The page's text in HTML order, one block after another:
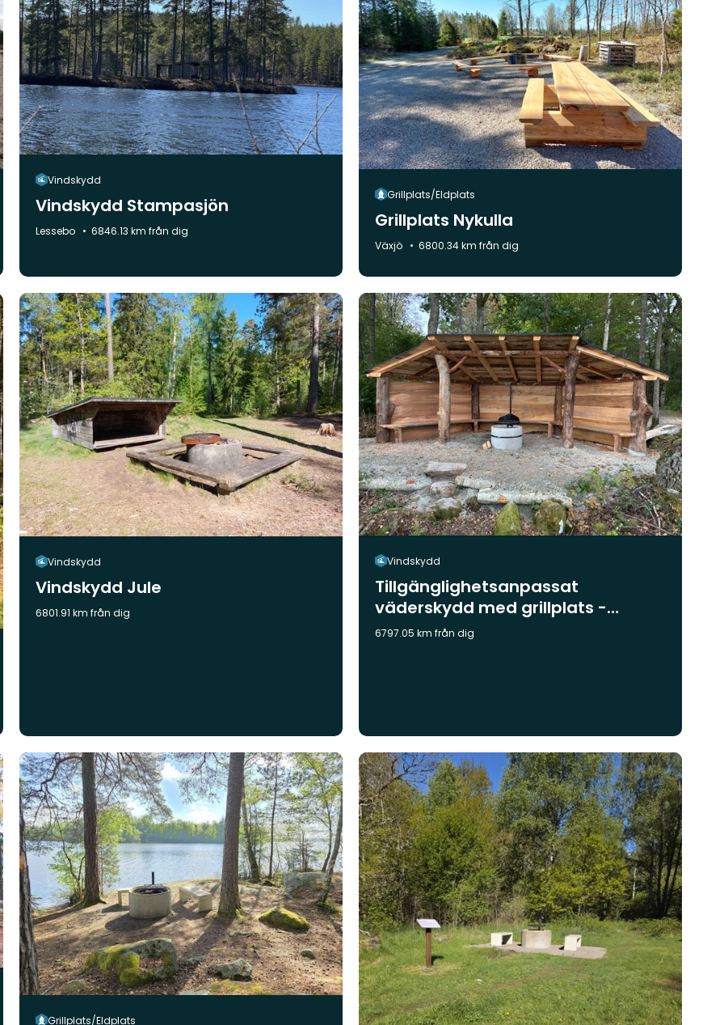
Vindskydd
Vindskydd Stampasjön
Kommun:
Lessebo 6846.13 km från dig
Grillplats/Eldplats
Grillplats Nykulla
Kommun:
Växjö 6800.34 km från dig
Vindskydd
Vindskydd Jule
6801.91 km från dig
Vindskydd
Tillgänglighetsanpassat
väderskydd med grillplats -
Spånenleden
6797.05 km från dig
Grillplats/Eldplats